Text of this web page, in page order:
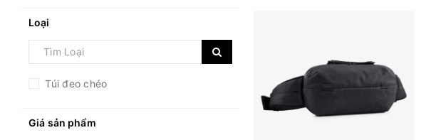
Loại
Túi đeo chéo
Giá sản phẩm